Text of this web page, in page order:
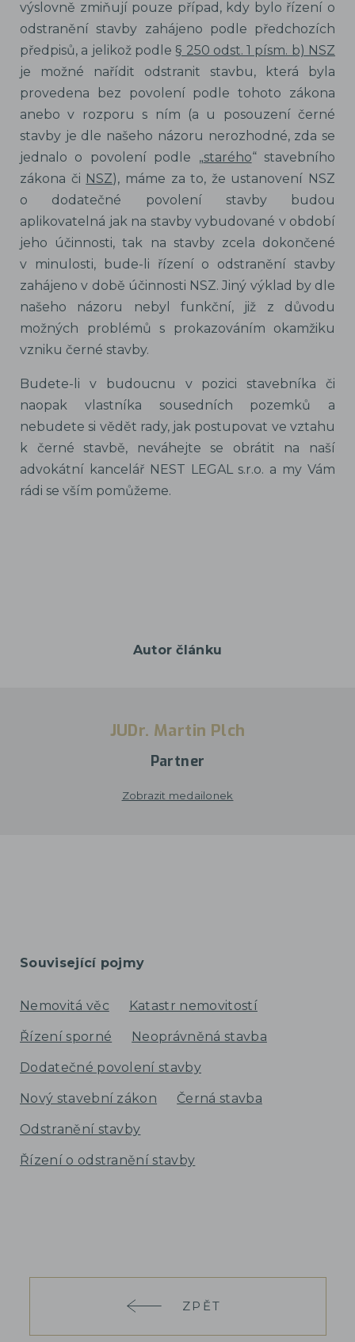
výslovně zmiňují pouze případ, kdy bylo řízení o
odstranění stavby zahájeno podle předchozích
předpisů, a jelikož podle § 250 odst. 1 písm. b) NSZ
je možné nařídit odstranit stavbu, která byla
provedena bez povolení podle tohoto zákona
anebo v rozporu s ním (a u posouzení černé
stavby je dle našeho názoru nerozhodné, zda se
jednalo o povolení podle „starého“ stavebního
zákona či NSZ), máme za to, že ustanovení NSZ
o dodatečné povolení stavby budou
aplikovatelná jak na stavby vybudované v období
jeho účinnosti, tak na stavby zcela dokončené
v minulosti, bude-li řízení o odstranění stavby
zahájeno v době účinnosti NSZ. Jiný výklad by dle
našeho názoru nebyl funkční, již z důvodu
možných problémů s prokazováním okamžiku
vzniku černé stavby.
Budete-li v budoucnu v pozici stavebníka či
naopak vlastníka sousedních pozemků a
nebudete si vědět rady, jak postupovat ve vztahu
k černé stavbě, neváhejte se obrátit na naší
advokátní kancelář NEST LEGAL s.r.o. a my Vám
rádi se vším pomůžeme.
Autor článku
JUDr. Martin Plch
Partner
Zobrazit medailonek
Související pojmy
Nemovitá věc Katastr nemovitostí
Řízení sporné Neoprávněná stavba
Dodatečné povolení stavby
Nový stavební zákon Černá stavba
Odstranění stavby
Řízení o odstranění stavby
ZPĚT